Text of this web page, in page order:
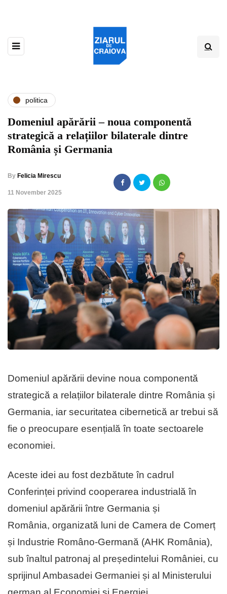
politica
Domeniul apărării – noua componentă
strategică a relațiilor bilaterale dintre
România și Germania
By Felicia Mirescu
,11 November 2025
Domeniul apărării devine noua componentă
strategică a relațiilor bilaterale dintre România și
Germania, iar securitatea cibernetică ar trebui să
fie o preocupare esențială în toate sectoarele
economiei.
Aceste idei au fost dezbătute în cadrul
Conferinței privind cooperarea industrială în
domeniul apărării între Germania și
România, organizată luni de Camera de Comerț
și Industrie Româno-Germană (AHK România),
sub înaltul patronaj al președintelui României, cu
sprijinul Ambasadei Germaniei și al Ministerului